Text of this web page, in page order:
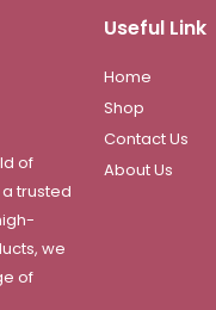
of
trusted
we
of
Useful Link
Home
Shop
Contact Us
About Us